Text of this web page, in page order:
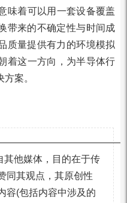
味着可以用一套设备覆盖
带来的不确定性与时间成
质量提供有力的环境模拟
着这一方向，为半导体行
案。
其他媒体，目的在于传
同其观点，其原创性
容(包括内容中涉及的